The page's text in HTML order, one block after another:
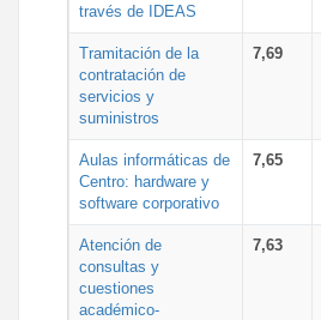
través de IDEAS
Tramitación de la
contratación de
servicios y
suministros
7,69
Aulas informáticas de
Centro: hardware y
software corporativo
7,65
Atención de
consultas y
cuestiones
académico-
7,63